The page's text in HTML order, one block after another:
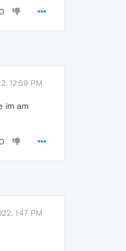
12:59 PM
im am
1:47 PM